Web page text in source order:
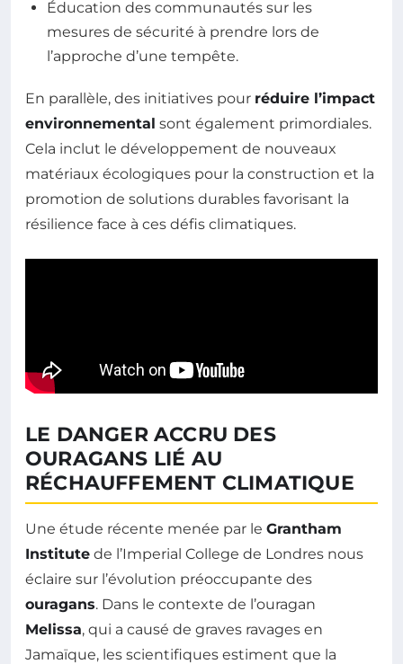
Éducation des communautés sur les
mesures de sécurité à prendre lors de
l’approche d’une tempête.
En parallèle, des initiatives pour réduire l’impact
environnemental sont également primordiales.
Cela inclut le développement de nouveaux
matériaux écologiques pour la construction et la
promotion de solutions durables favorisant la
résilience face à ces défis climatiques.
LE DANGER ACCRU DES
OURAGANS LIÉ AU
RÉCHAUFFEMENT CLIMATIQUE
Une étude récente menée par le Grantham
Institute de l’Imperial College de Londres nous
éclaire sur l’évolution préoccupante des
ouragans. Dans le contexte de l’ouragan
Melissa, qui a causé de graves ravages en
Jamaïque, les scientifiques estiment que la